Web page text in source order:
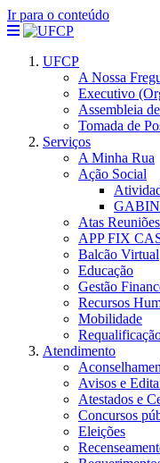
Ir para o conteúdo
UFCP
A Nossa
Executivo
Assembleia
Tomada de
Serviços
A Minha Rua
Ação Social
Atas
APP FIX
Balcão Virtual
Educação
Gestão
Recursos
Mobilidade
Atendimento
Avisos e
Atestados e
Concursos
Eleições